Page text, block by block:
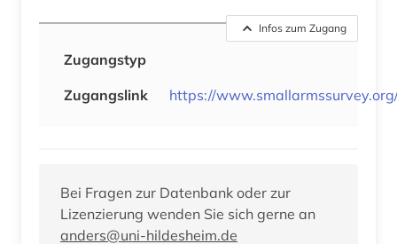
Infos zum Zugang
Zugangstyp
Zugangslink
https://
Bei Fragen zur Datenbank oder zur
Lizenzierung wenden Sie sich gerne an
anders@uni-hildesheim.de